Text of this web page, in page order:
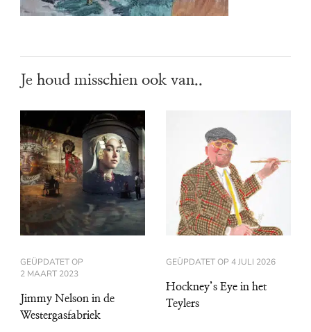
Je houd misschien ook van..
GEÜPDATET OP
2 MAART 2023
Jimmy Nelson in de
Westergasfabriek
GEÜPDATET OP 4 JULI 2026
Hockney’s Eye in het
Teylers